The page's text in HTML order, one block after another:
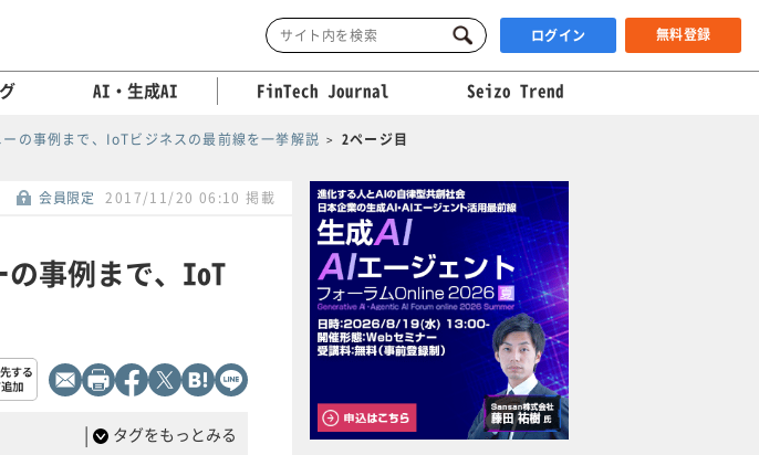
ログイン 無料登録
AI・生成AI FinTech Journal Seizo Trend
の事例まで、IoTビジネスの最前線を一挙解説 2ページ目
会員限定 2017/11/20 06:10 掲載
の事例まで、IoT
| タグをもっとみる